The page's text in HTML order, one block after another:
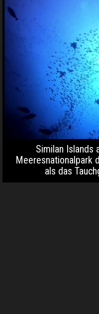
Similan Islands
Meeresnationalpark
als das